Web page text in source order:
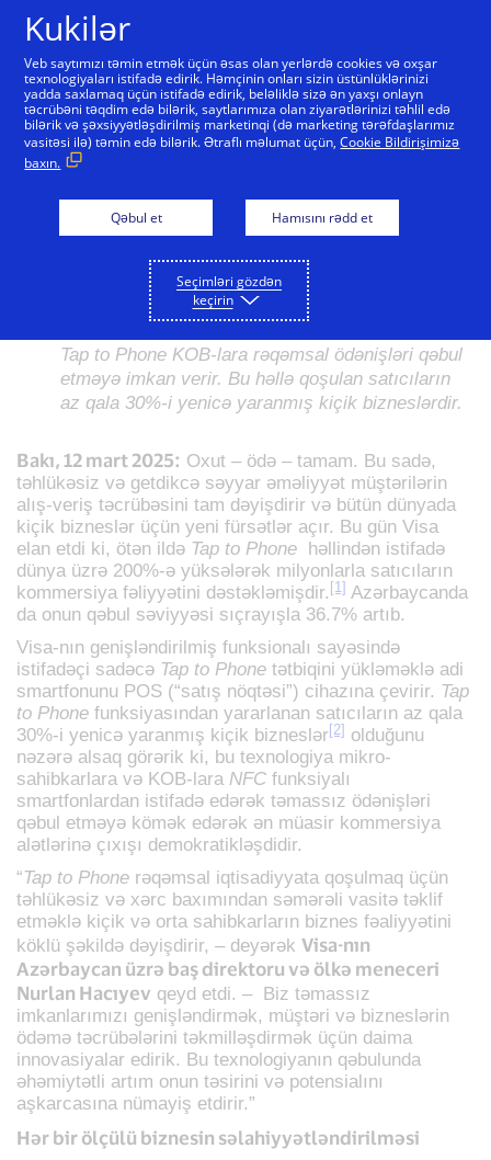
Visa-nın Tap to Phone
funksiyasının istifadəsi
üzrə illik artım 200%-ə
çatıb
Tap to Phone KOB-lara rəqəmsal ödənişləri qəbul
etməyə imkan verir. Bu həllə qoşulan satıcıların
az qala 30%-i yenicə yaranmış kiçik bizneslərdir.
Bakı, 12 mart 2025: Oxut – ödə – tamam. Bu sadə,
təhlükəsiz və getdikcə səyyar əməliyyət müştərilərin
alış-veriş təcrübəsini tam dəyişdirir və bütün dünyada
kiçik bizneslər üçün yeni fürsətlər açır. Bu gün Visa
elan etdi ki, ötən ildə Tap to Phone həllindən istifadə
dünya üzrə 200%-ə yüksələrək milyonlarla satıcıların
kommersiya fəliyyətini dəstəkləmişdir. [1] Azərbaycanda
da onun qəbul səviyyəsi sıçrayışla 36.7% artıb.
Visa-nın genişləndirilmiş funksionalı sayəsində
istifadəçi sadəcə Tap to Phone tətbiqini yükləməklə adi
smartfonunu POS (“satış nöqtəsi”) cihazına çevirir. Tap
to Phone funksiyasından yararlanan satıcıların az qala
30%-i yenicə yaranmış kiçik bizneslər[2] olduğunu
nəzərə alsaq görərik ki, bu texnologiya mikro-
sahibkarlara və KOB-lara NFC funksiyalı
smartfonlardan istifadə edərək təmassız ödənişləri
qəbul etməyə kömək edərək ən müasir kommersiya
alətlərinə çıxışı demokratikləşdidir.
“Tap to Phone rəqəmsal iqtisadiyyata qoşulmaq üçün
təhlükəsiz və xərc baxımından səmərəli vasitə təklif
etməklə kiçik və orta sahibkarların biznes fəaliyyətini
köklü şəkildə dəyişdirir, – deyərək Visa-nın
Azərbaycan üzrə baş direktoru və ölkə meneceri
Nurlan Hacıyev qeyd etdi. – Biz təmassız
imkanlarımızı genişləndirmək, müştəri və bizneslərin
ödəmə təcrübələrini təkmilləşdirmək üçün daima
innovasiyalar edirik. Bu texnologiyanın qəbulunda
əhəmiytətli artım onun təsirini və potensialını
aşkarcasına nümayiş etdirir.”
Hər bir ölçülü biznesin səlahiyyətləndirilməsi
Kukilər
Veb saytımızı təmin etmək üçün əsas olan yerlərdə cookies və oxşar
texnologiyaları istifadə edirik. Həmçinin onları sizin üstünlüklərinizi
yadda saxlamaq üçün istifadə edirik, beləliklə sizə ən yaxşı onlayn
təcrübəni təqdim edə bilərik, saytlarımıza olan ziyarətlərinizi təhlil edə
bilərik və şəxsiyyətləşdirilmiş marketinqi (də marketing tərəfdaşlarımız
vasitəsi ilə) təmin edə bilərik. Ətraflı məlumat üçün,Cookie Bildirişimizə
baxın.
Qəbul et Hamısını rədd et
Seçimləri gözdən
keçirin